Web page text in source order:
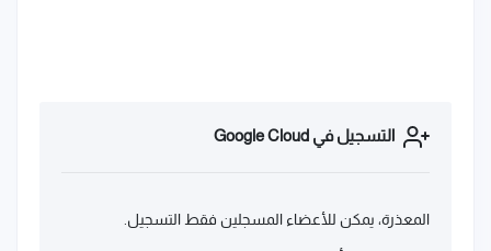
التسجيل في Google Cloud
المعذرة، يمكن للأعضاء المسجلين فقط التسجيل.